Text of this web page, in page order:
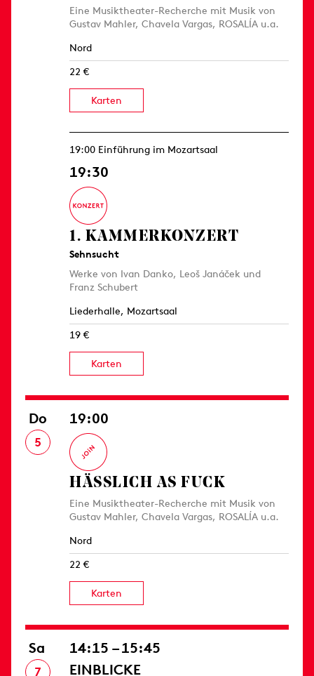
Eine Musiktheater-Recherche mit Musik von
Gustav Mahler, Chavela Vargas, ROSALÍA u.a.
Nord
22 €
Karten
19:00 Einführung im Mozartsaal
19:30
1. KAMMER­KONZERT
Sehnsucht
Werke von Ivan Danko, Leoš Janáček und
Franz Schubert
Liederhalle, Mozartsaal
19 €
Karten
Do
5
19:00
HÄSSLICH AS FUCK
Eine Musiktheater-Recherche mit Musik von
Gustav Mahler, Chavela Vargas, ROSALÍA u.a.
Nord
22 €
Karten
Sa
7
14:15 – 15:45
EINBLICKE